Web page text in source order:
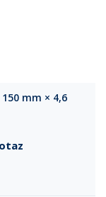
mm × 4,6